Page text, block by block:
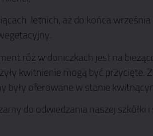
letnich, aż do końca
róż w doniczkach jest na
kwitnienie mogą być przycięte.
były oferowane w stanie
do odwiedzania naszej